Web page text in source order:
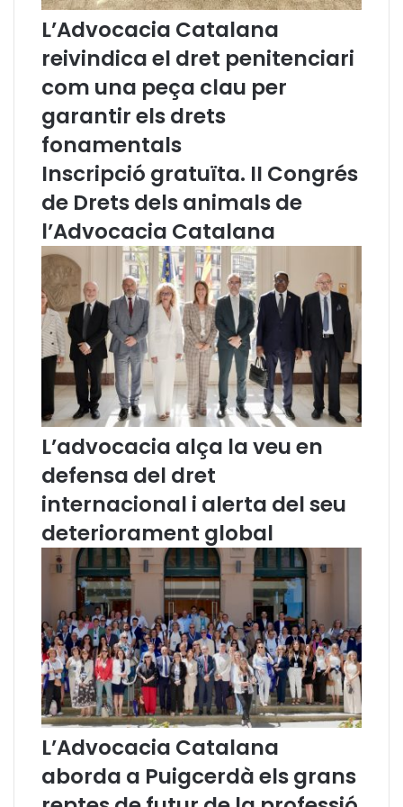
C
o
s
e
l
’
A
d
v
o
c
a
c
i
a
L’Advocacia Catalana
reivindica el dret penitenciari
com una peça clau per
garantir els drets
fonamentals
Inscripció gratuïta. II Congrés
de Drets dels animals de
l’Advocacia Catalana
L’advocacia alça la veu en
defensa del dret
internacional i alerta del seu
deteriorament global
L’Advocacia Catalana
aborda a Puigcerdà els grans